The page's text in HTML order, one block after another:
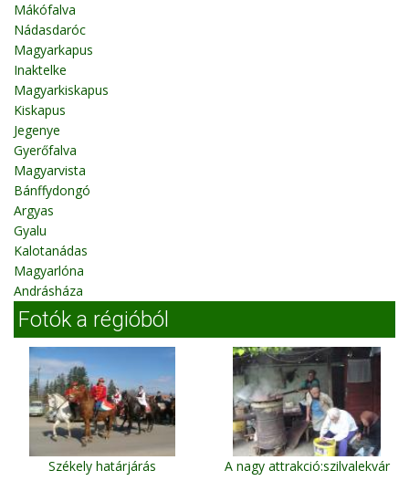
Mákófalva
Nádasdaróc
Magyarkapus
Inaktelke
Magyarkiskapus
Kiskapus
Jegenye
Gyerőfalva
Magyarvista
Bánffydongó
Argyas
Gyalu
Kalotanádas
Magyarlóna
Andrásháza
Fotók a régióból
Székely határjárás
A nagy attrakció:szilvalekvár